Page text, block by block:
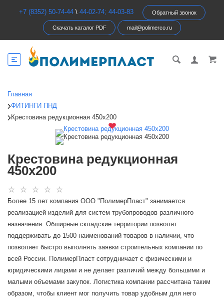
+7 (8352) 50-74-44\ 44-02-74; 44-03-83 Обратный звонок
Скачать каталог PDF mail@polimerco.ru
Главная
ФИТИНГИ ПНД
Крестовина редукционная 450х200
Крестовина редукционная
450х200
Более 15 лет компания ООО "ПолимерПласт" занимается
реализацией изделий для систем трубопроводов различного
назначения. Обширные складские территории позволят
поддерживать до 1500 наименований товаров в наличии, что
позволяет быстро выполнять заявки строительных компании по
всей России. ПолимерПласт сотрудничает с физическими и
юридическими лицами и не делает различий между большими и
малыми объемами закупок. Логистика компании рассчитана таким
образом, чтобы клиент мог получить товар удобным для него